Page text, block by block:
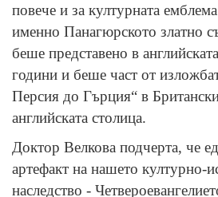
повече и за културната
именно Панагюрското златно
беше представено в
години и беше част от
Персия до Гърция“ в
английската столица.
Доктор Велкова подчерта, че
артефакт на нашето културно-
наследство -